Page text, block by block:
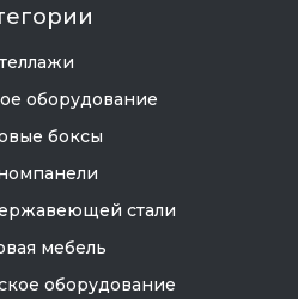
оборудование
боксы
стали
мебель
оборудование